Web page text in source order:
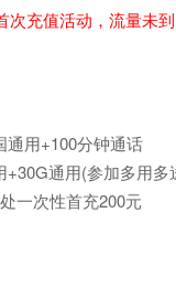
次充值活动，流量未
通用+100分钟通话
通用(参加多用
一次性首充200元